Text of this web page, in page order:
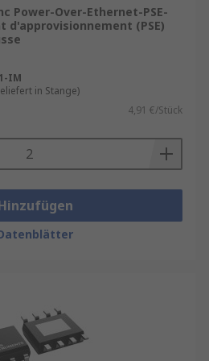
von PoE Ethernet, die
Anwendungen eignen:
802.3af) – für
mit geringer
– für Geräte mit
wie PTZ-Kameras.
wie Displays oder
Systeme – für komplexe
Netzwerke, die
Strom effizient
Power-Over-Ethernet-PSE-
d'approvisionnement (PSE)
IM
in Stange)
4,91 €/Stück